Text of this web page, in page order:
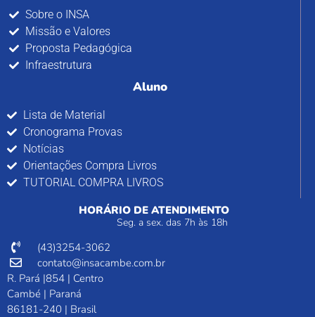
Sobre o INSA
Missão e Valores
Proposta Pedagógica
Infraestrutura
Aluno
Lista de Material
Cronograma Provas
Notícias
Orientações Compra Livros
TUTORIAL COMPRA LIVROS
HORÁRIO DE ATENDIMENTO
Seg. a sex. das 7h às 18h
(43)3254-3062
contato@insacambe.com.br
R. Pará |854 | Centro
Cambé | Paraná
86181-240 | Brasil